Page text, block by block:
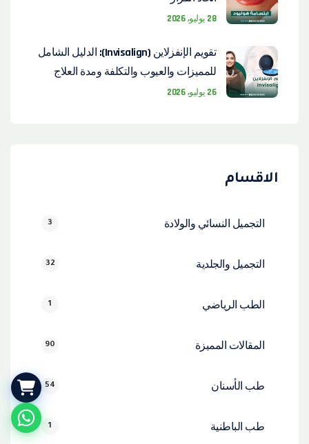
28 يوليو، 2026
تقويم الإنفزلاين (Invisalign): الدليل الشامل
للمميزات والعيوب والتكلفة ومدة العلاج
26 يوليو، 2026
الاقسام
التجميل النسائي والولادة 3
التجميل والجلدية 32
الطب الرياضي 1
المقالات المميزة 90
طب الأسنان 54
طب الباطنية 1